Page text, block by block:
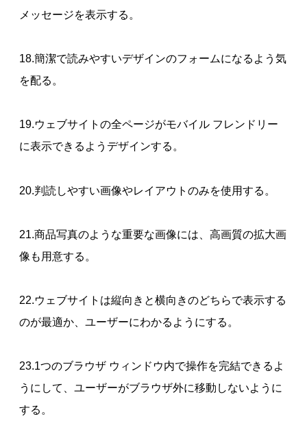
メッセージを表示する。
18.簡潔で読みやすいデザインのフォームになるよう気
を配る。
19.ウェブサイトの全ページがモバイル フレンドリー
に表示できるようデザインする。
20.判読しやすい画像やレイアウトのみを使用する。
21.商品写真のような重要な画像には、高画質の拡大画
像も用意する。
22.ウェブサイトは縦向きと横向きのどちらで表示する
のが最適か、ユーザーにわかるようにする。
23.1つのブラウザ ウィンドウ内で操作を完結できるよ
うにして、ユーザーがブラウザ外に移動しないように
する。